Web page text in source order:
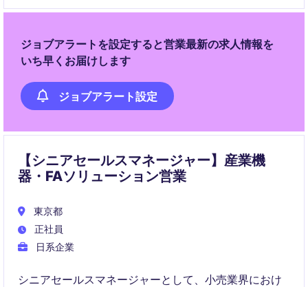
ジョブアラートを設定すると営業最新の求人情報を
いち早くお届けします
ジョブアラート設定
【シニアセールスマネージャー】産業機
器・FAソリューション営業
東京都
正社員
日系企業
シニアセールスマネージャーとして、小売業界におけ